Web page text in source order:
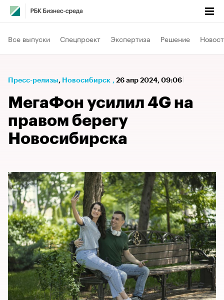
Все выпуски Спецпроект Экспертиза Решение
Пресс-релизы⁠, Новосибирск , 26 апр 2024, 09:06
МегаФон усилил 4G на
правом берегу
Новосибирска